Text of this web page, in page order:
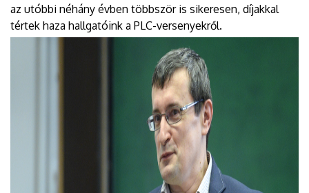
az utóbbi néhány évben többször is sikeresen, díjakkal
tértek haza hallgatóink a PLC-versenyekről.